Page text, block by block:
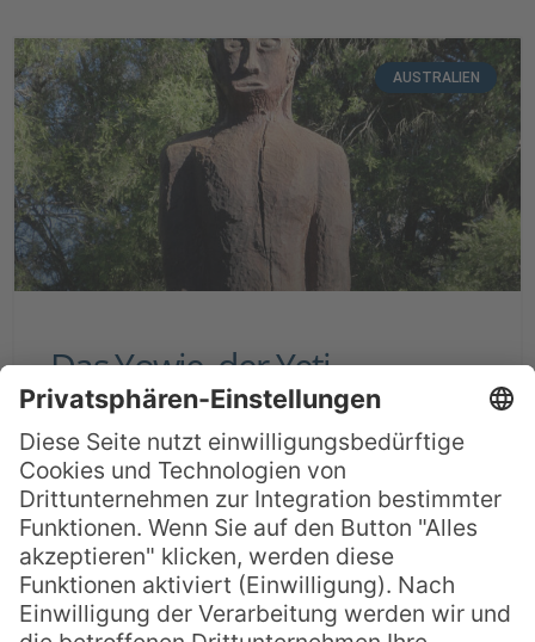
AUSTRALIEN
Das Yowie, der Yeti
Australiens
Seit vielen Jahrhunderten erzählen sich
Menschen auf allen Kontinenten
Geschichten von sagenhaften Wesen, halb
Mensch – halb Tier, die durch die Wälder
und Steppen streifen und sich auch in die